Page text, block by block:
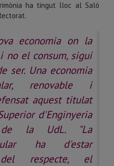
ha tingut lloc al Saló
economia on la
no el consum, sigui
ser. Una economia
renovable i
aquest titulat
d'Enginyeria
de la UdL. "La
ha d'estar
respecte, el